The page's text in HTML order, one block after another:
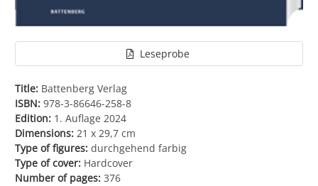
Leseprobe
Title: Battenberg Verlag
ISBN: 978-3-86646-258-8
Edition: 1. Auflage 2024
Dimensions: 21 x 29,7 cm
Type of figures: durchgehend farbig
Type of cover: Hardcover
Number of pages: 376